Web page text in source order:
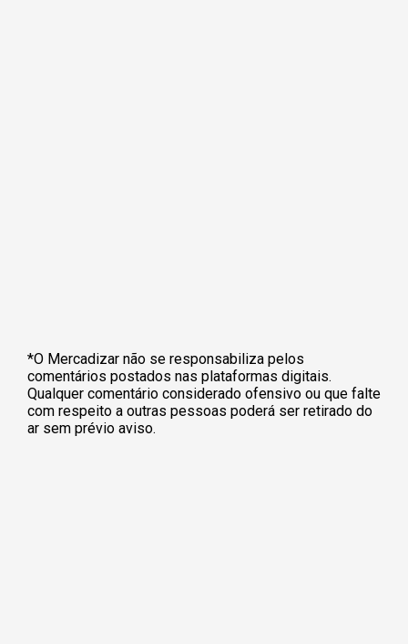
*O Mercadizar não se responsabiliza pelos
comentários postados nas plataformas digitais.
Qualquer comentário considerado ofensivo ou que falte
com respeito a outras pessoas poderá ser retirado do
ar sem prévio aviso.